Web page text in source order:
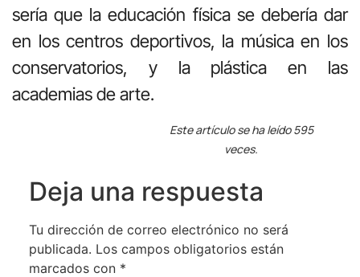
sería que la educación física se debería dar
en los centros deportivos, la música en los
conservatorios, y la plástica en las
academias de arte.
Este artículo se ha leído 595
veces.
Deja una respuesta
Tu dirección de correo electrónico no será
publicada. Los campos obligatorios están
marcados con *